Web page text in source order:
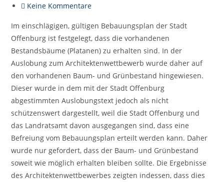
Keine Kommentare
Im einschlägigen, gültigen Bebauungsplan der Stadt
Offenburg ist festgelegt, dass die vorhandenen
Bestandsbäume (Platanen) zu erhalten sind. In der
Auslobung zum Architektenwettbewerb wurde daher auf
den vorhandenen Baum- und Grünbestand hingewiesen.
Dieser wurde in dem mit der Stadt Offenburg
abgestimmten Auslobungstext jedoch als nicht
schützenswert dargestellt, weil die Stadt Offenburg und
das Landratsamt davon ausgegangen sind, dass eine
Befreiung vom Bebauungsplan erteilt werden kann. Daher
wurde nur gefordert, dass der Baum- und Grünbestand
soweit wie möglich erhalten bleiben sollte. Die Ergebnisse
des Architektenwettbewerbes zeigten indessen, dass dies